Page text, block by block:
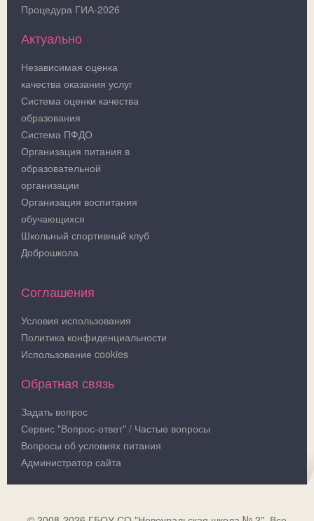
Процедура ГИА-2026
Актуально
Независимая оценка
качества оказания услуг
Система оценки качества
образования
Система ПФДО
Организация питания в
образовательной
организации
Организация воспитания
обучающихся
Школьный спортивный клуб
Доброшкола
Соглашения
Условия использования
Политика конфиденциальности
Использование cookies
Обратная связь
Задать вопрос
Сервис "Вопрос-ответ" / Частые вопросы
Вопросы об условиях питания
Администратор сайта